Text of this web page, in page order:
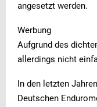
angesetzt werden.
Werbung
Aufgrund des
allerdings nicht
In den letzten
Deutschen